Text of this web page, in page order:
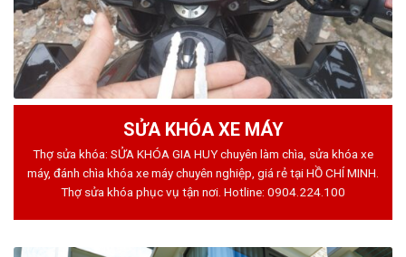
SỬA KHÓA XE MÁY
Thợ sửa khóa: SỬA KHÓA GIA HUY chuyên làm chìa, sửa khóa xe
máy, đánh chìa khóa xe máy chuyên nghiệp, giá rẻ tại HỒ CHÍ MINH.
Thợ sửa khóa phục vụ tận nơi. Hotline: 0904.224.100